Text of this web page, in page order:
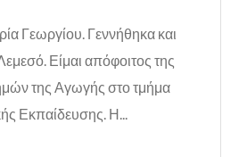
Γεωργίου. Γεννήθηκα και
Είμαι απόφοιτος της
της Αγωγής στο τμήμα
Εκπαίδευσης. Η...